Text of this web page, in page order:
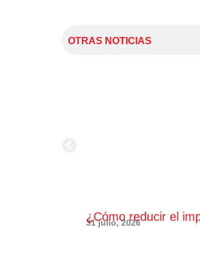
OTRAS NOTICIAS
¿Cómo reducir el
31 julio, 2026